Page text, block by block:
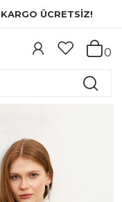
KARGO ÜCRETSİZ!
0